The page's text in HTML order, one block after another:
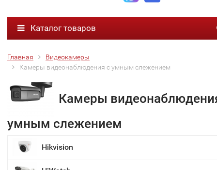
Каталог товаров
Главная
Видеокамеры
Камеры видеонаблюдения с умным слежением
Камеры
умным слежением
Hikvision